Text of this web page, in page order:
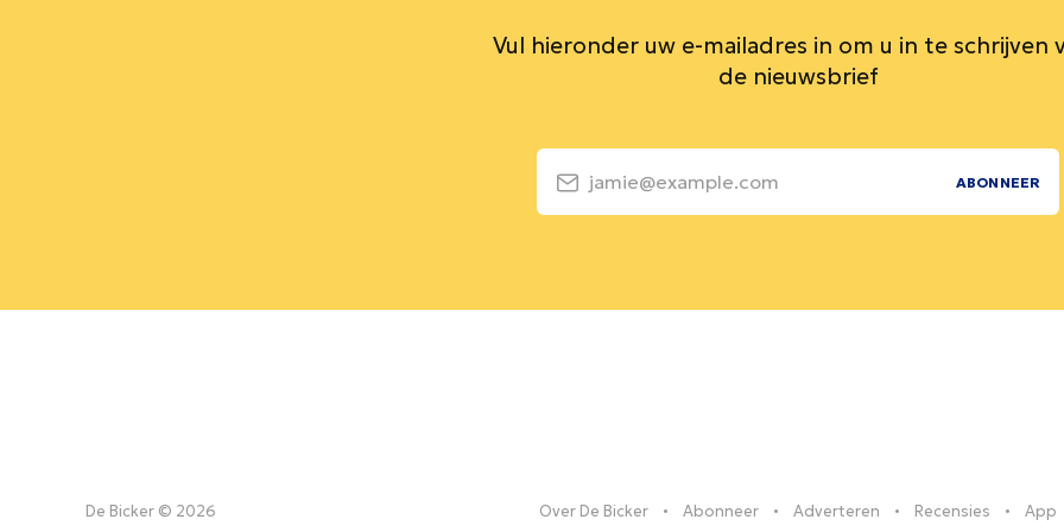
Vul hieronder uw e-mailadres in om u in te schrijven
de nieuwsbrief
jamie@example.com ABONNEER
De Bicker © 2026 Over De Bicker Abonneer Adverteren Recensies App